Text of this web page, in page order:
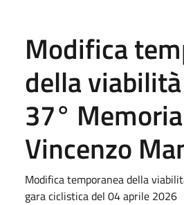
Modifica
della
37°
Vincenzo
Modifica temporanea della
gara ciclistica del 04 aprile 2026